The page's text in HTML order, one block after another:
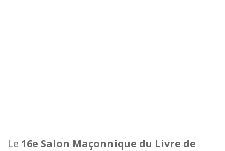
Le 16e Salon Maçonnique du Livre de